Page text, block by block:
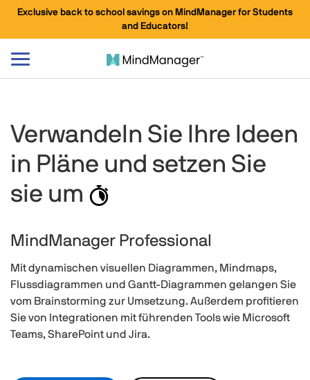
Exclusive back to school savings on MindManager for Students
and Educators!
Navigation
Verwandeln Sie Ihre Ideen
in Pläne und setzen Sie
sie um
MindManager Professional
Mit dynamischen visuellen Diagrammen, Mindmaps,
Flussdiagrammen und Gantt-Diagrammen gelangen Sie
vom Brainstorming zur Umsetzung. Außerdem profitieren
Sie von Integrationen mit führenden Tools wie Microsoft
Teams, SharePoint und Jira.